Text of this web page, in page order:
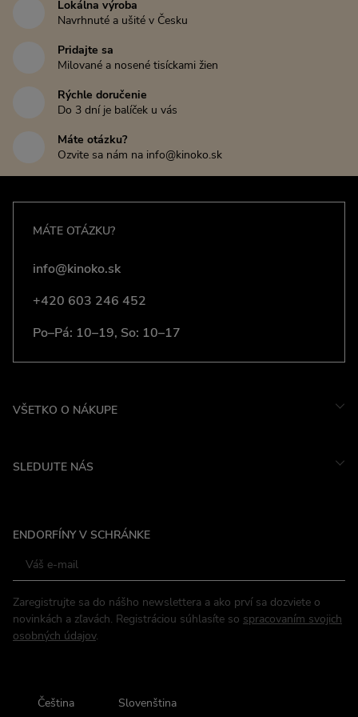
Lokálna výroba
Navrhnuté a ušité v Česku
Pridajte sa
Milované a nosené tisíckami žien
Rýchle doručenie
Do 3 dní je balíček u vás
Máte otázku?
Ozvite sa nám na info@kinoko.sk
MÁTE OTÁZKU?
info@kinoko.sk
+420 603 246 452
Po–Pá: 10–19, So: 10–17
VŠETKO O NÁKUPE
SLEDUJTE NÁS
Facebook
ENDORFÍNY V SCHRÁNKE
Zaregistrujte sa do nášho newslettera a ako prví sa dozviete o
novinkách a zľavách. Registráciou súhlasíte so spracovaním svojich
osobných údajov.
Čeština Slovenština